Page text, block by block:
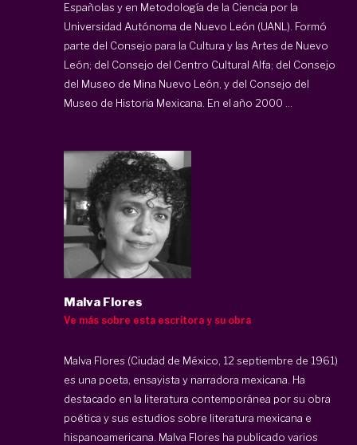
Españolas y en Metodología de la Ciencia por la
Universidad Autónoma de Nuevo León (UANL). Formó
parte del Consejo para la Cultura y las Artes de Nuevo
León; del Consejo del Centro Cultural Alfa; del Consejo
del Museo de Mina Nuevo León, y del Consejo del
Museo de Historia Mexicana. En el año 2000 ...
Malva Flores
Ve más sobre esta escritora y su obra
Malva Flores (Ciudad de México, 12 septiembre de 1961)
es una poeta, ensayista y narradora mexicana. Ha
destacado en la literatura contemporánea por su obra
poética y sus estudios sobre literatura mexicana e
hispanoamericana. Malva Flores ha publicado varios